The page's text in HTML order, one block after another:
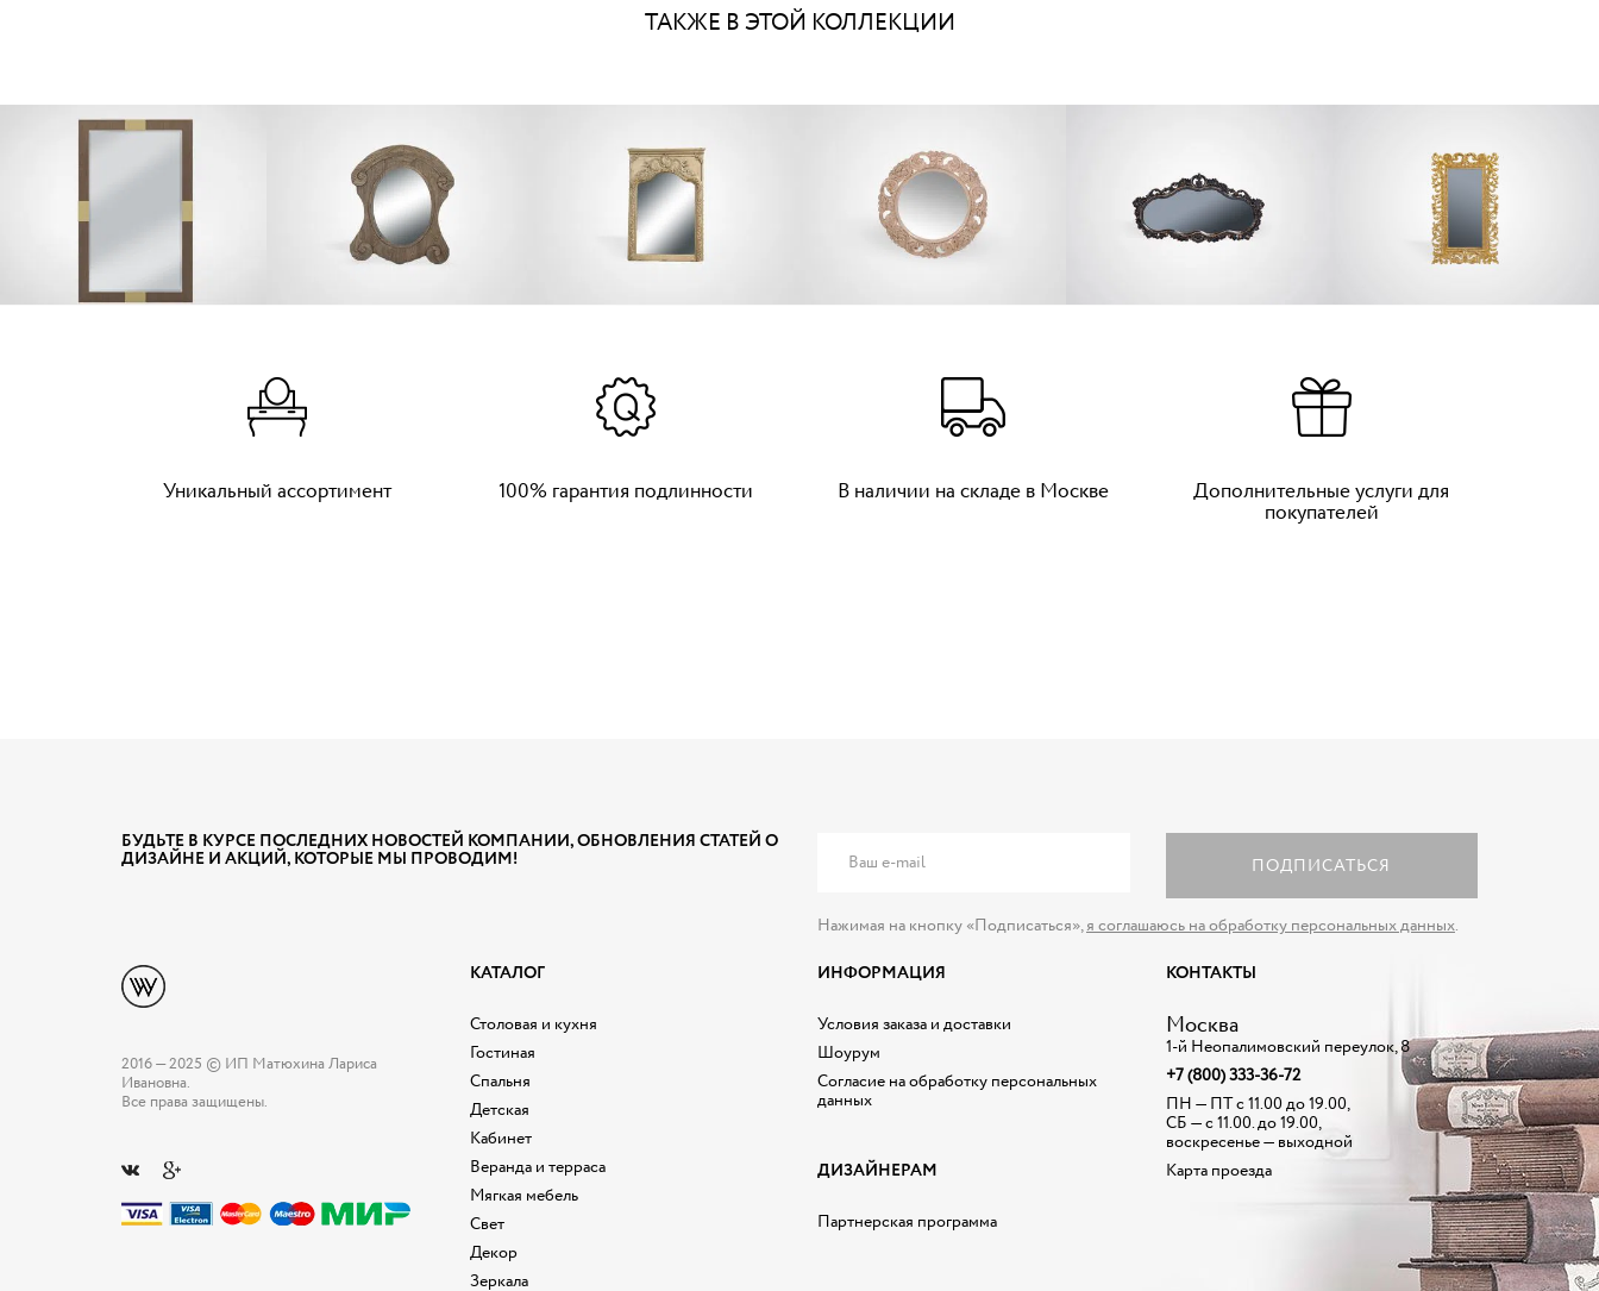
ТАКЖЕ В ЭТОЙ КОЛЛЕКЦИИ
Уникальный ассортимент 100% гарантия подлинности В наличии на складе в Москве Дополнительные услуги для
покупателей
БУДЬТЕ В КУРСЕ ПОСЛЕДНИХ НОВОСТЕЙ КОМПАНИИ, ОБНОВЛЕНИЯ СТАТЕЙ О
ДИЗАЙНЕ И АКЦИЙ, КОТОРЫЕ МЫ ПРОВОДИМ! ПОДПИСАТЬСЯ
Нажимая на кнопку «Подписаться»,я соглашаюсь на обработку персональных данных.
2016 — 2025 © ИП Матюхина Лариса
Ивановна.
Все права защищены.
КАТАЛОГ
Столовая и кухня
Гостиная
Спальня
Детская
Кабинет
Веранда и терраса
Мягкая мебель
Свет
Декор
Зеркала
ИНФОРМАЦИЯ
Условия заказа и доставки
Шоурум
Согласие на обработку персональных
данных
ДИЗАЙНЕРАМ
Партнерская программа
КОНТАКТЫ
Москва
1-й Неопалимовский переулок, 8
+7 (800) 333-36-72
ПН — ПТ с 11.00 до 19.00,
СБ — с 11.00. до 19.00,
воскресенье — выходной
Карта проезда